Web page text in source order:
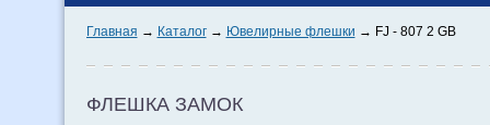
Главная Каталог Ювелирные флешки FJ - 807 2 GB
ФЛЕШКА ЗАМОК